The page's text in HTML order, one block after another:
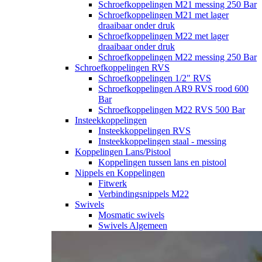
Schroefkoppelingen M21 messing 250 Bar
Schroefkoppelingen M21 met lager
draaibaar onder druk
Schroefkoppelingen M22 met lager
draaibaar onder druk
Schroefkoppelingen M22 messing 250 Bar
Schroefkoppelingen RVS
Schroefkoppelingen 1/2" RVS
Schroefkoppelingen AR9 RVS rood 600
Bar
Schroefkoppelingen M22 RVS 500 Bar
Insteekkoppelingen
Insteekkoppelingen RVS
Insteekkoppelingen staal - messing
Koppelingen Lans/Pistool
Koppelingen tussen lans en pistool
Nippels en Koppelingen
Fitwerk
Verbindingsnippels M22
Swivels
Mosmatic swivels
Swivels Algemeen